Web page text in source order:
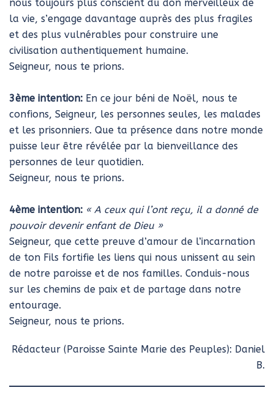
nous toujours plus conscient du don merveilleux de
la vie, s’engage davantage auprès des plus fragiles
et des plus vulnérables pour construire une
civilisation authentiquement humaine.
Seigneur, nous te prions.
3ème intention: En ce jour béni de Noël, nous te
confions, Seigneur, les personnes seules, les malades
et les prisonniers. Que ta présence dans notre monde
puisse leur être révélée par la bienveillance des
personnes de leur quotidien.
Seigneur, nous te prions.
4ème intention: « A ceux qui l’ont reçu, il a donné de
pouvoir devenir enfant de Dieu »
Seigneur, que cette preuve d’amour de l’incarnation
de ton Fils fortifie les liens qui nous unissent au sein
de notre paroisse et de nos familles. Conduis-nous
sur les chemins de paix et de partage dans notre
entourage.
Seigneur, nous te prions.
Rédacteur (Paroisse Sainte Marie des Peuples): Daniel
B.